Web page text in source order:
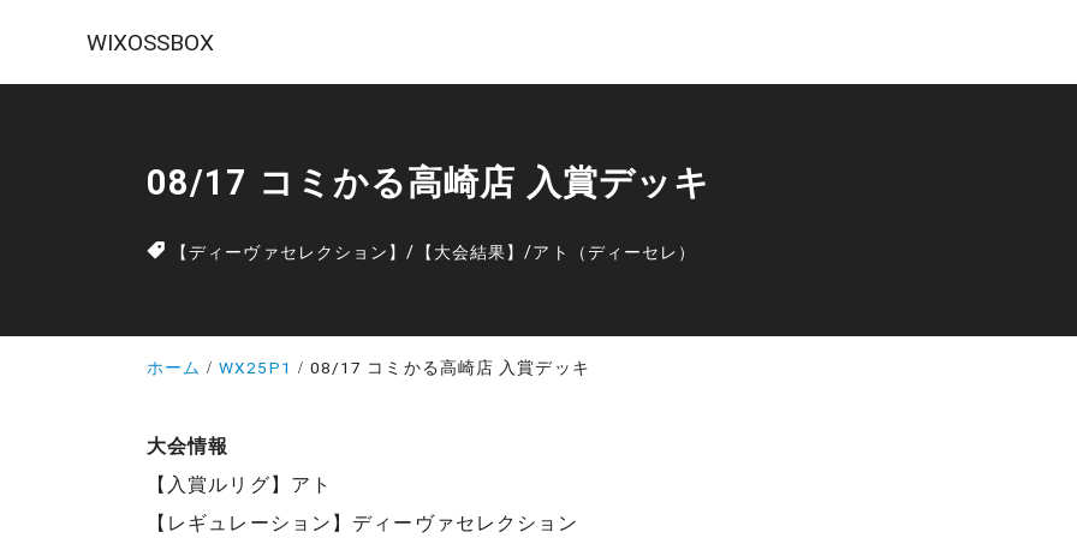
WIXOSSBOX
08/17 コミかる高崎店 入賞デッキ
【ディーヴァセレクション】/ 【大会結果】/アト（ディーセレ）
ホーム WX25P1 08/17 コミかる高崎店 入賞デッキ
大会情報
【入賞ルリグ】アト
【レギュレーション】ディーヴァセレクション